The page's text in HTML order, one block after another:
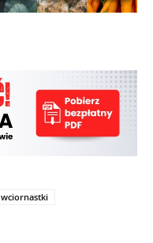
wciornastki